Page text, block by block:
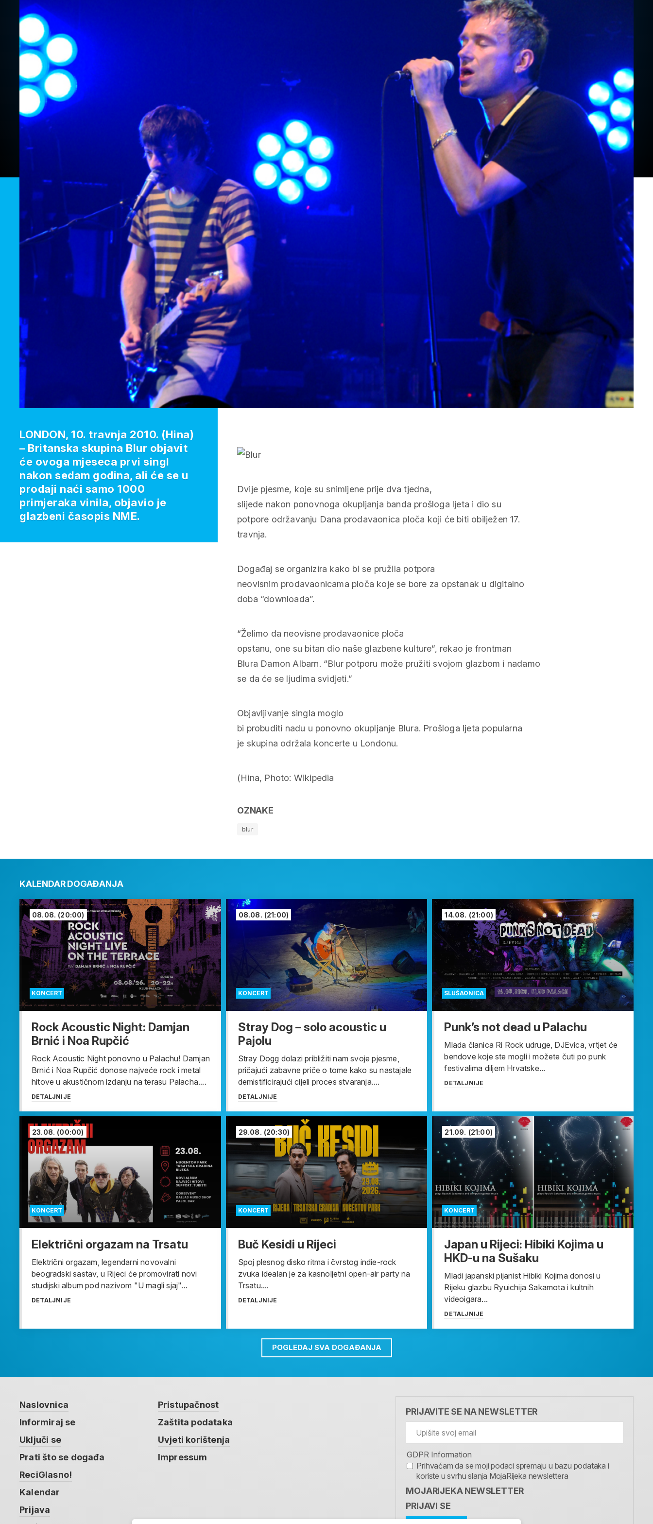
Dvije pjesme, koje su snimljene prije dva tjedna,
slijede nakon ponovnoga okupljanja banda prošloga ljeta i dio su
potpore održavanju Dana prodavaonica ploča koji će biti obilježen 17.
travnja.
Događaj se organizira kako bi se pružila potpora
neovisnim prodavaonicama ploča koje se bore za opstanak u digitalno
doba “downloada”.
“Želimo da neovisne prodavaonice ploča
opstanu, one su bitan dio naše glazbene kulture”, rekao je frontman
Blura Damon Albarn. “Blur potporu može pružiti svojom glazbom i nadamo
se da će se ljudima svidjeti.”
Objavljivanje singla moglo
bi probuditi nadu u ponovno okupljanje Blura. Prošloga ljeta popularna
je skupina održala koncerte u Londonu.
(Hina, Photo: Wikipedia
OZNAKE
blur
LONDON, 10. travnja 2010. (Hina)
– Britanska skupina Blur objavit
će ovoga mjeseca prvi singl
nakon sedam godina, ali će se u
prodaji naći samo 1000
primjeraka vinila, objavio je
glazbeni časopis NME.
KALENDAR DOGAĐANJA
KONCERT
08.08. (20:00)
Rock Acoustic Night: Damjan
Brnić i Noa Rupčić
Rock Acoustic Night ponovno u Palachu! Damjan
Brnić i Noa Rupčić donose najveće rock i metal
hitove u akustičnom izdanju na terasu Palacha....
DETALJNIJE
KONCERT
08.08. (21:00)
Stray Dog – solo acoustic u
Pajolu
Stray Dogg dolazi približiti nam svoje pjesme,
pričajući zabavne priče o tome kako su nastajale
demistificirajući cijeli proces stvaranja....
DETALJNIJE
SLUŠAONICA
14.08. (21:00)
Punk’s not dead u Palachu
Mlada članica Ri Rock udruge, DJEvica, vrtjet će
bendove koje ste mogli i možete čuti po punk
festivalima diljem Hrvatske...
DETALJNIJE
KONCERT
23.08. (00:00)
Električni orgazam na Trsatu
Električni orgazam, legendarni novovalni
beogradski sastav, u Rijeci će promovirati novi
studijski album pod nazivom "U magli sjaj"...
DETALJNIJE
KONCERT
29.08. (20:30)
Buč Kesidi u Rijeci
Spoj plesnog disko ritma i čvrstog indie-rock
zvuka idealan je za kasnoljetni open-air party na
Trsatu....
DETALJNIJE
KONCERT
21.09. (21:00)
Japan u Rijeci: Hibiki Kojima u
HKD-u na Sušaku
Mladi japanski pijanist Hibiki Kojima donosi u
Rijeku glazbu Ryuichija Sakamota i kultnih
videoigara...
DETALJNIJE
POGLEDAJ SVA DOGAĐANJA
Naslovnica
Informiraj se
Uključi se
Prati što se događa
ReciGlasno!
Kalendar
Prijava
Pristupačnost
Zaštita podataka
Uvjeti korištenja
Impressum
PRIJAVITE SE NA NEWSLETTER
GDPR Information
Prihvaćam da se moji podaci spremaju u bazu podataka i
koriste u svrhu slanja MojaRijeka newslettera
MOJARIJEKA NEWSLETTER
PRIJAVI SE